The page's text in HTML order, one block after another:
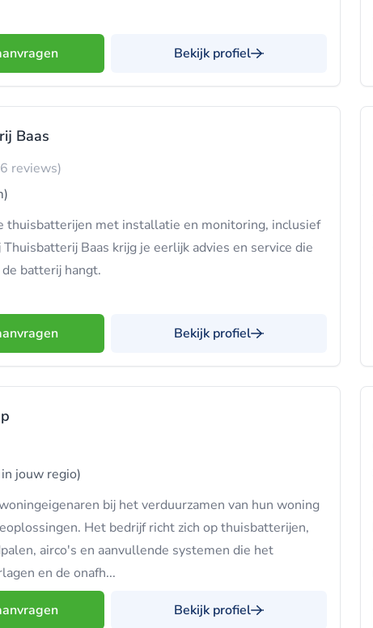
Bekijk profiel
Baas
reviews)
thuisbatterijen met installatie en monitoring, inclusief
Baas krijg je eerlijk advies en service die
batterij hangt.
Bekijk profiel
jouw regio)
bij het verduurzamen van hun woning
Het bedrijf richt zich op thuisbatterijen,
airco's en aanvullende systemen die het
en de onafh...
Bekijk profiel